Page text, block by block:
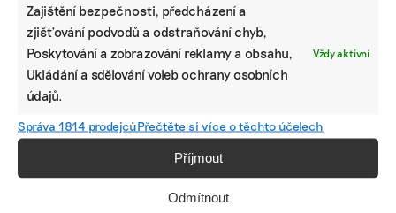
Zajištění bezpečnosti, předcházení a
zjišťování podvodů a odstraňování chyb,
Poskytování a zobrazování reklamy a obsahu,
Ukládání a sdělování voleb ochrany osobních
údajů.
Vždy aktivní
Správa 1814 prodejcůPřečtěte si více o těchto účelech
Příjmout
Odmítnout
ZJEDNODUŠTE SI ŽIVOT S ESG